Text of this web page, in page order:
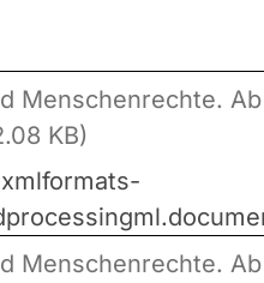
Menschenrechte. Ab
KB)
Menschenrechte. Ab